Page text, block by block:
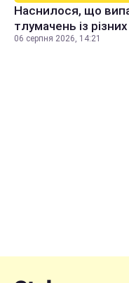
Наснилося, що
тлумачень із
06 серпня 2026, 14:21